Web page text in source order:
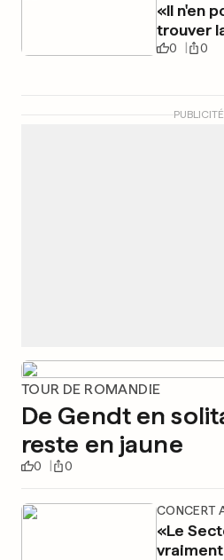
«Il n'en
trouver
0 0
PUBLICITÉ
TOUR DE ROMANDIE
De Gendt en
reste en jaune
0 0
CONCERT
«Le